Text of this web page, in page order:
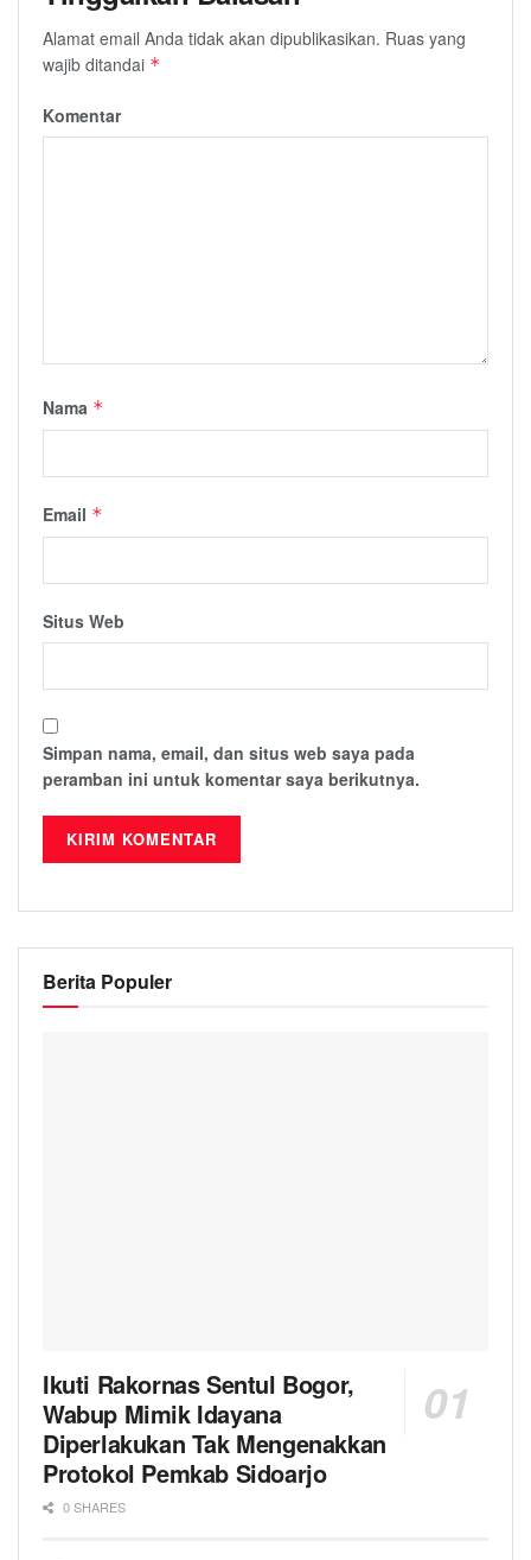
Alamat email Anda tidak akan dipublikasikan. Ruas yang
wajib ditandai *
Komentar
Nama *
Email *
Situs Web
Simpan nama, email, dan situs web saya pada
peramban ini untuk komentar saya berikutnya.
Berita Populer
Ikuti Rakornas Sentul Bogor,
Wabup Mimik Idayana
Diperlakukan Tak Mengenakkan
Protokol Pemkab Sidoarjo
0 SHARES